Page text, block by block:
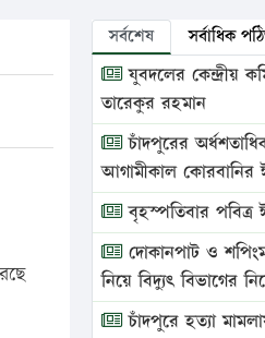
সর্বশেষ সর্বাধিক
যুবদলের কেন্দ্রীয়
তারেকুর রহমান
চাঁদপুরের
আগামীকাল কোরবানির
বৃহস্পতিবার
দোকানপাট ও
নিয়ে বিদ্যুৎ বিভাগের
চাঁদপুরে হত্যা